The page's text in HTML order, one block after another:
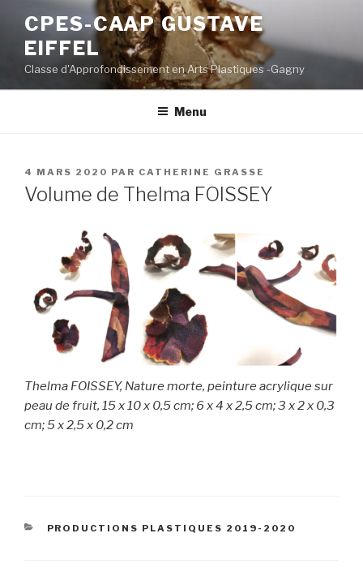
contenu
principal
CPES-CAAP GUSTAVE
EIFFEL
Classe d'Approfondissement en Arts Plastiques -Gagny
Menu
PUBLIÉ
LE
4 MARS 2020 PAR CATHERINE GRASSE
Volume de Thelma FOISSEY
Thelma FOISSEY, Nature morte, peinture acrylique sur
peau de fruit, 15 x 10 x 0,5 cm; 6 x 4 x 2,5 cm; 3 x 2 x 0,3
cm; 5 x 2,5 x 0,2 cm
CATÉGORIES
PRODUCTIONS PLASTIQUES 2019-2020